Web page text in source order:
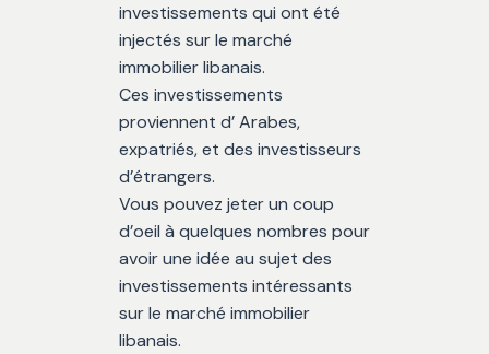
investissements qui ont été
injectés sur le marché
immobilier libanais.
Ces investissements
proviennent d’ Arabes,
expatriés, et des investisseurs
d’étrangers.
Vous pouvez jeter un coup
d’oeil à quelques nombres pour
avoir une idée au sujet des
investissements intéressants
sur le marché immobilier
libanais.